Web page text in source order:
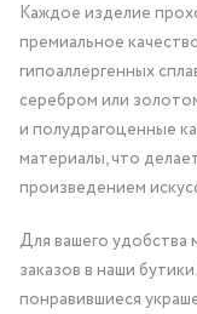
Каждое изделие
премиальное
гипоаллергенных
серебром или
и полудрагоценные
материалы, что
произведением
Для вашего удобства
заказов в наши
понравившиеся